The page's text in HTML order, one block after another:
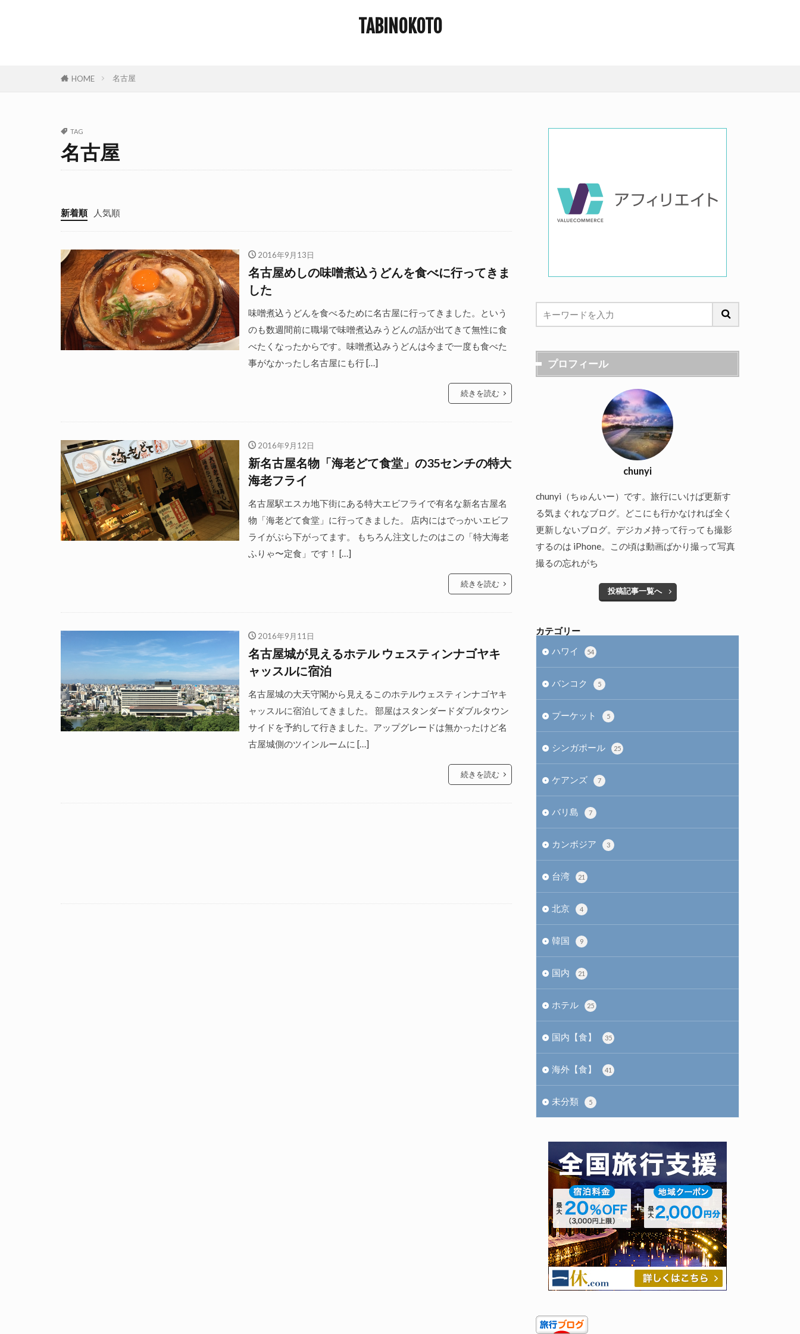
TABINOKOTO
HOME 名古屋
TAG
名古屋
新着順 人気順
2016年9月13日
名古屋めしの味噌煮込うどんを食べに行ってきま
した
味噌煮込うどんを食べるために名古屋に行ってきました。という
のも数週間前に職場で味噌煮込みうどんの話が出てきて無性に食
べたくなったからです。味噌煮込みうどんは今まで一度も食べた
事がなかったし名古屋にも行 […]
続きを読む
2016年9月12日
新名古屋名物「海老どて食堂」の35センチの特大
海老フライ
名古屋駅エスカ地下街にある特大エビフライで有名な新名古屋名
物「海老どて食堂」に行ってきました。 店内にはでっかいエビフ
ライがぶら下がってます。 もちろん注文したのはこの「特大海老
ふりゃ〜定食」です！ […]
続きを読む
2016年9月11日
名古屋城が見えるホテル ウェスティンナゴヤキ
ャッスルに宿泊
名古屋城の大天守閣から見えるこのホテルウェスティンナゴヤキ
ャッスルに宿泊してきました。 部屋はスタンダードダブルタウン
サイドを予約して行きました。アップグレードは無かったけど名
古屋城側のツインルームに […]
続きを読む
プロフィール
chunyi
chunyi（ちゅんいー）です。旅行にいけば更新す
る気まぐれなブログ。どこにも行かなければ全く
更新しないブログ。デジカメ持って行っても撮影
するのは iPhone。この頃は動画ばかり撮って写真
撮るの忘れがち
投稿記事一覧へ
カテゴリー
ハワイ
54
バンコク 5
プーケット 5
シンガポール 25
ケアンズ 7
バリ島 7
カンボジア 3
台湾 21
北京 4
韓国 9
国内 21
ホテル 25
国内【食】 35
海外【食】 41
未分類 5